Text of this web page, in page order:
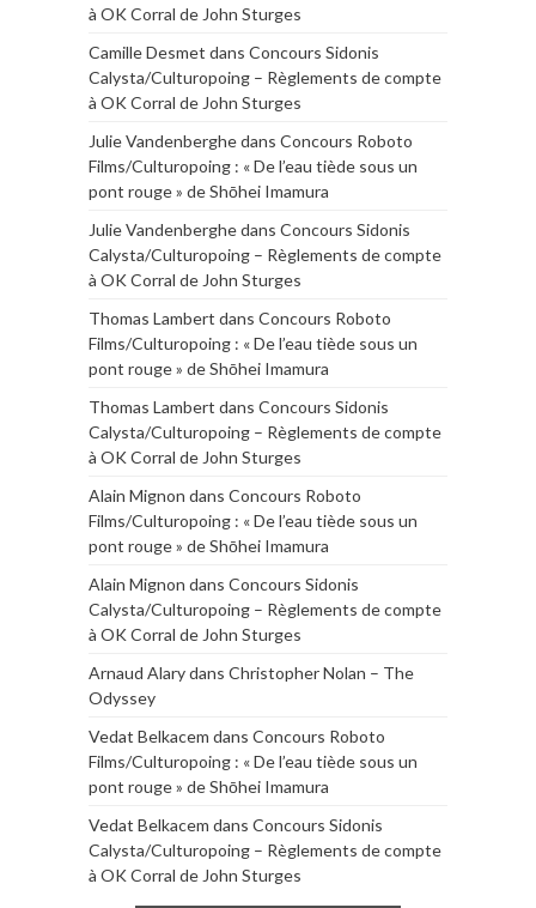
à OK Corral de John Sturges
Camille Desmet dans Concours Sidonis
Calysta/Culturopoing – Règlements de compte
à OK Corral de John Sturges
Julie Vandenberghedans Concours Roboto
Films/Culturopoing : « De l’eau tiède sous un
pont rouge » de Shōhei Imamura
Julie Vandenberghedans Concours Sidonis
Calysta/Culturopoing – Règlements de compte
à OK Corral de John Sturges
Thomas Lambert dans Concours Roboto
Films/Culturopoing : « De l’eau tiède sous un
pont rouge » de Shōhei Imamura
Thomas Lambert dans Concours Sidonis
Calysta/Culturopoing – Règlements de compte
à OK Corral de John Sturges
Alain Mignon dans Concours Roboto
Films/Culturopoing : « De l’eau tiède sous un
pont rouge » de Shōhei Imamura
Alain Mignon dans Concours Sidonis
Calysta/Culturopoing – Règlements de compte
à OK Corral de John Sturges
Arnaud Alarydans Christopher Nolan – The
Odyssey
Vedat Belkacem dans Concours Roboto
Films/Culturopoing : « De l’eau tiède sous un
pont rouge » de Shōhei Imamura
Vedat Belkacem dans Concours Sidonis
Calysta/Culturopoing – Règlements de compte
à OK Corral de John Sturges